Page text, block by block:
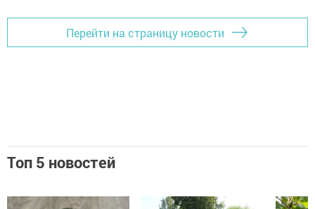
Перейти на страницу новости
Топ 5 новостей